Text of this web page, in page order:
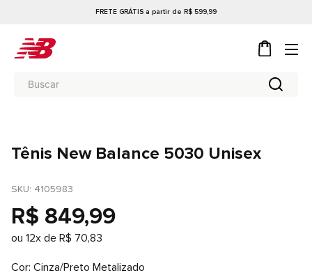
FRETE GRÁTIS a partir de R$ 599,99
Tênis New Balance 5030 Unisex
SKU: 4105983
R$ 849,99
ou 12x de R$ 70,83
Cor Cinza/Preto Metalizado